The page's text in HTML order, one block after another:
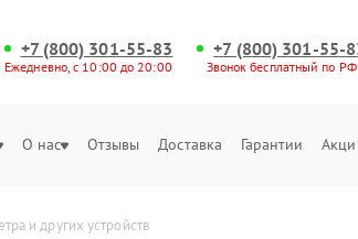
+7 (800) 301-55-83
Ежедневно, с 10:00 до 20:00
+7 (800) 301-55-
Звонок бесплатный по РФ
О нас Отзывы Доставка Гарантии
и других устройств